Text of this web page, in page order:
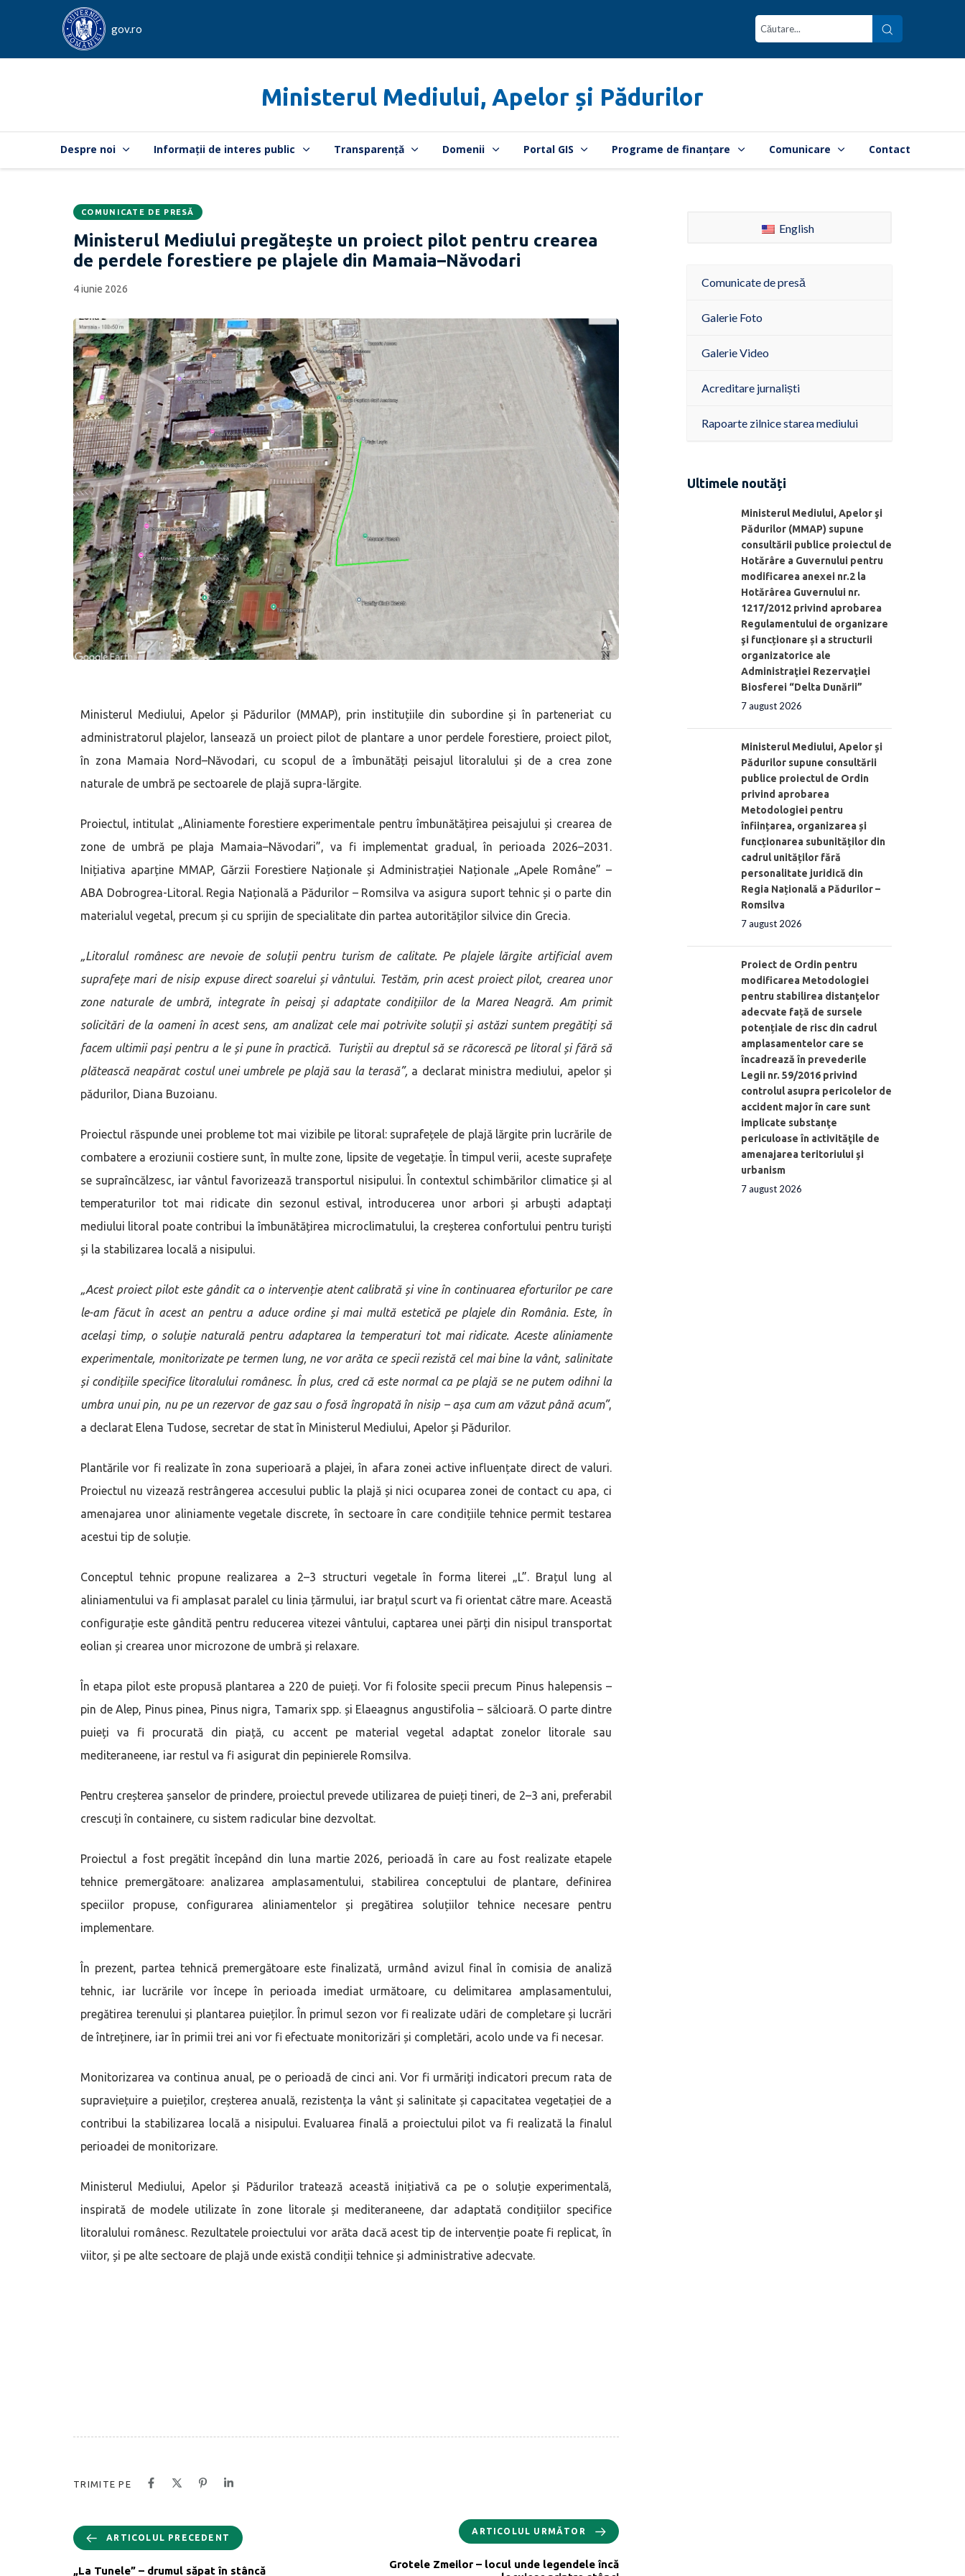
gov.ro
Ministerul Mediului, Apelor și Pădurilor
Despre noi Informații de interes public Transparență Domenii Portal GIS Programe de finanțare Comunicare Contact
CATEGORIA:
COMUNICATE DE PRESĂ
Ministerul Mediului pregătește un proiect pilot pentru crearea
de perdele forestiere pe plajele din Mamaia–Năvodari
Data
publicării:
4 iunie 2026
Ministerul Mediului, Apelor și Pădurilor (MMAP), prin instituțiile din subordine și în parteneriat cu
administratorul plajelor, lansează un proiect pilot de plantare a unor perdele forestiere, proiect pilot,
în zona Mamaia Nord–Năvodari, cu scopul de a îmbunătăți peisajul litoralului și de a crea zone
naturale de umbră pe sectoarele de plajă supra-lărgite.
Proiectul, intitulat „Aliniamente forestiere experimentale pentru îmbunătățirea peisajului și crearea de
zone de umbră pe plaja Mamaia–Năvodari”, va fi implementat gradual, în perioada 2026–2031.
Inițiativa aparține MMAP, Gărzii Forestiere Naționale și Administrației Naționale „Apele Române” –
ABA Dobrogrea-Litoral. Regia Națională a Pădurilor – Romsilva va asigura suport tehnic și o parte din
materialul vegetal, precum și cu sprijin de specialitate din partea autorităților silvice din Grecia.
„Litoralul românesc are nevoie de soluții pentru turism de calitate. Pe plajele lărgite artificial avem
suprafețe mari de nisip expuse direct soarelui și vântului. Testăm, prin acest proiect pilot, crearea unor
zone naturale de umbră, integrate în peisaj și adaptate condițiilor de la Marea Neagră. Am primit
solicitări de la oameni în acest sens, am analizat cele mai potrivite soluții și astăzi suntem pregătiți să
facem ultimii pași pentru a le și pune în practică. Turiștii au dreptul să se răcorescă pe litoral și fără să
plătească neapărat costul unei umbrele pe plajă sau la terasă”, a declarat ministra mediului, apelor și
pădurilor, Diana Buzoianu.
Proiectul răspunde unei probleme tot mai vizibile pe litoral: suprafețele de plajă lărgite prin lucrările de
combatere a eroziunii costiere sunt, în multe zone, lipsite de vegetație. În timpul verii, aceste suprafețe
se supraîncălzesc, iar vântul favorizează transportul nisipului. În contextul schimbărilor climatice și al
temperaturilor tot mai ridicate din sezonul estival, introducerea unor arbori și arbuști adaptați
mediului litoral poate contribui la îmbunătățirea microclimatului, la creșterea confortului pentru turiști
și la stabilizarea locală a nisipului.
„Acest proiect pilot este gândit ca o intervenție atent calibrată și vine în continuarea eforturilor pe care
le-am făcut în acest an pentru a aduce ordine și mai multă estetică pe plajele din România. Este, în
același timp, o soluție naturală pentru adaptarea la temperaturi tot mai ridicate. Aceste aliniamente
experimentale, monitorizate pe termen lung, ne vor arăta ce specii rezistă cel mai bine la vânt, salinitate
și condițiile specifice litoralului românesc. În plus, cred că este normal ca pe plajă se ne putem odihni la
umbra unui pin, nu pe un rezervor de gaz sau o fosă îngropată în nisip – așa cum am văzut până acum”,
a declarat Elena Tudose, secretar de stat în Ministerul Mediului, Apelor și Pădurilor.
Plantările vor fi realizate în zona superioară a plajei, în afara zonei active influențate direct de valuri.
Proiectul nu vizează restrângerea accesului public la plajă și nici ocuparea zonei de contact cu apa, ci
amenajarea unor aliniamente vegetale discrete, în sectoare în care condițiile tehnice permit testarea
acestui tip de soluție.
Conceptul tehnic propune realizarea a 2–3 structuri vegetale în forma literei „L”. Brațul lung al
aliniamentului va fi amplasat paralel cu linia țărmului, iar brațul scurt va fi orientat către mare. Această
configurație este gândită pentru reducerea vitezei vântului, captarea unei părți din nisipul transportat
eolian și crearea unor microzone de umbră și relaxare.
În etapa pilot este propusă plantarea a 220 de puieți. Vor fi folosite specii precum Pinus halepensis –
pin de Alep, Pinus pinea, Pinus nigra, Tamarix spp. și Elaeagnus angustifolia – sălcioară. O parte dintre
puieți va fi procurată din piață, cu accent pe material vegetal adaptat zonelor litorale sau
mediteraneene, iar restul va fi asigurat din pepinierele Romsilva.
Pentru creșterea șanselor de prindere, proiectul prevede utilizarea de puieți tineri, de 2–3 ani, preferabil
crescuți în containere, cu sistem radicular bine dezvoltat.
Proiectul a fost pregătit începând din luna martie 2026, perioadă în care au fost realizate etapele
tehnice premergătoare: analizarea amplasamentului, stabilirea conceptului de plantare, definirea
speciilor propuse, configurarea aliniamentelor și pregătirea soluțiilor tehnice necesare pentru
implementare.
În prezent, partea tehnică premergătoare este finalizată, urmând avizul final în comisia de analiză
tehnic, iar lucrările vor începe în perioada imediat următoare, cu delimitarea amplasamentului,
pregătirea terenului și plantarea puieților. În primul sezon vor fi realizate udări de completare și lucrări
de întreținere, iar în primii trei ani vor fi efectuate monitorizări și completări, acolo unde va fi necesar.
Monitorizarea va continua anual, pe o perioadă de cinci ani. Vor fi urmăriți indicatori precum rata de
supraviețuire a puieților, creșterea anuală, rezistența la vânt și salinitate și capacitatea vegetației de a
contribui la stabilizarea locală a nisipului. Evaluarea finală a proiectului pilot va fi realizată la finalul
perioadei de monitorizare.
Ministerul Mediului, Apelor și Pădurilor tratează această inițiativă ca pe o soluție experimentală,
inspirată de modele utilizate în zone litorale și mediteraneene, dar adaptată condițiilor specifice
litoralului românesc. Rezultatele proiectului vor arăta dacă acest tip de intervenție poate fi replicat, în
viitor, și pe alte sectoare de plajă unde există condiții tehnice și administrative adecvate.
TRIMITE PE
ARTICOLUL PRECEDENT
„La Tunele” – drumul săpat în stâncă
ARTICOLUL URMĂTOR
Grotele Zmeilor – locul unde legendele încă
English
Comunicate de presă
Galerie Foto
Galerie Video
Acreditare jurnaliști
Rapoarte zilnice starea mediului
Ultimele noutăți
Ministerul Mediului, Apelor şi
Pădurilor (MMAP) supune
consultării publice proiectul de
Hotărâre a Guvernului pentru
modificarea anexei nr.2 la
Hotărârea Guvernului nr.
1217/2012 privind aprobarea
Regulamentului de organizare
şi funcționare și a structurii
organizatorice ale
Administraţiei Rezervaţiei
Biosferei “Delta Dunării”
7 august 2026
Ministerul Mediului, Apelor și
Pădurilor supune consultării
publice proiectul de Ordin
privind aprobarea
Metodologiei pentru
înființarea, organizarea și
funcționarea subunităților din
cadrul unităților fără
personalitate juridică din
Regia Națională a Pădurilor –
Romsilva
7 august 2026
Proiect de Ordin pentru
modificarea Metodologiei
pentru stabilirea distanţelor
adecvate față de sursele
potențiale de risc din cadrul
amplasamentelor care se
încadrează în prevederile
Legii nr. 59/2016 privind
controlul asupra pericolelor de
accident major în care sunt
implicate substanţe
periculoase în activităţile de
amenajarea teritoriului şi
urbanism
7 august 2026